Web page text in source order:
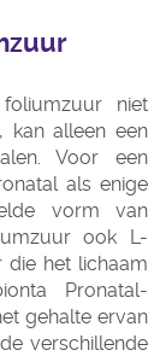
niet
kan alleen een
Voor een
als enige
vorm van
ook L-
het lichaam
Pronatal-
gehalte ervan
verschillende